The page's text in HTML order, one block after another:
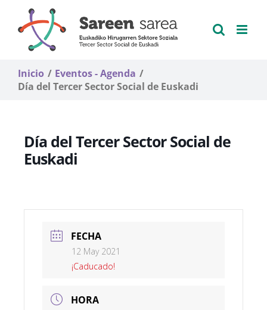
contenido
Inicio
Eventos - Agenda
Día del Tercer Sector Social de Euskadi
Día del Tercer Sector Social de
Euskadi
FECHA
12 May 2021
¡Caducado!
HORA